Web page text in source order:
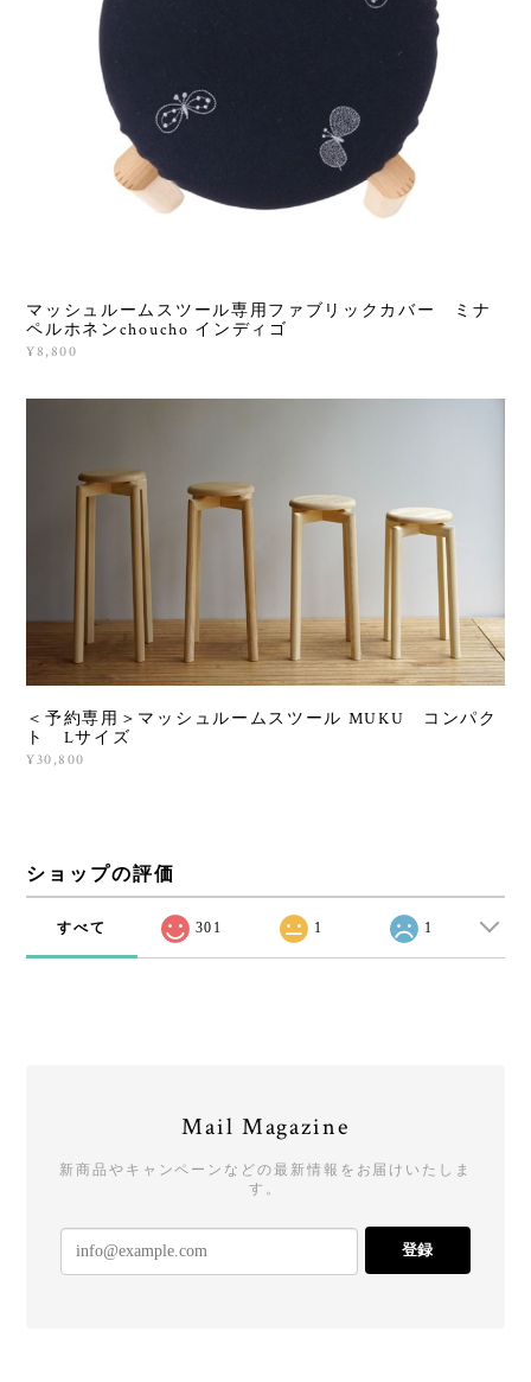
マッシュルームスツール専用ファブリックカバー ミナ
ペルホネンchoucho インディゴ
¥8,800
＜予約専用＞マッシュルームスツール MUKU コンパク
ト Lサイズ
¥30,800
ショップの評価
すべて 301 1 1
Mail Magazine
新商品やキャンペーンなどの最新情報をお届けいたしま
す。
登録